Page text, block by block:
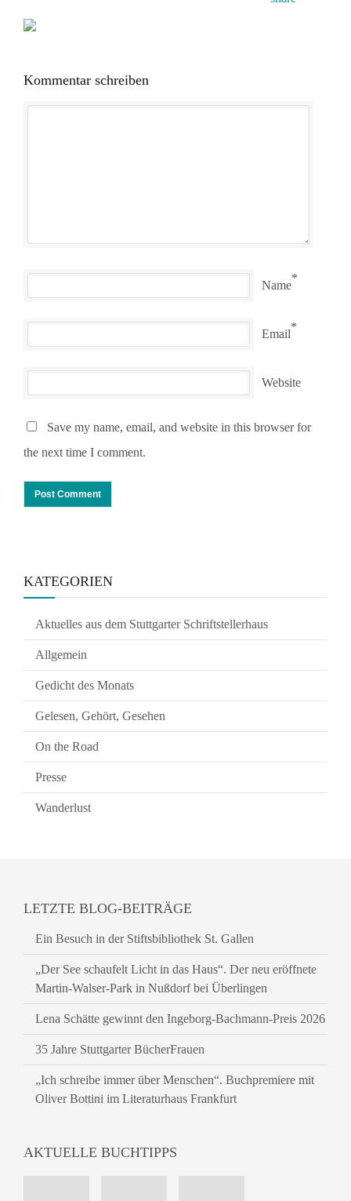
Kommentar schreiben
Name
*
Email
*
Website
Save my name, email, and website in this browser for
the next time I comment.
KATEGORIEN
Aktuelles aus dem Stuttgarter Schriftstellerhaus
Allgemein
Gedicht des Monats
Gelesen, Gehört, Gesehen
On the Road
Presse
Wanderlust
LETZTE BLOG-BEITRÄGE
Ein Besuch in der Stiftsbibliothek St. Gallen
„Der See schaufelt Licht in das Haus“. Der neu eröffnete
Martin-Walser-Park in Nußdorf bei Überlingen
Lena Schätte gewinnt den Ingeborg-Bachmann-Preis 2026
35 Jahre Stuttgarter BücherFrauen
„Ich schreibe immer über Menschen“. Buchpremiere mit
Oliver Bottini im Literaturhaus Frankfurt
AKTUELLE BUCHTIPPS